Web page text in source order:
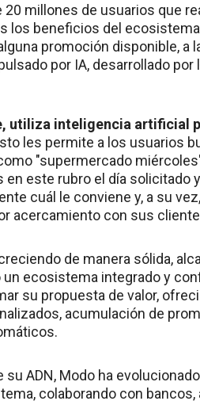
millones de usuarios que
los beneficios del
promoción disponible, a
por IA, desarrollado por
utiliza inteligencia artificial
les permite a los usuarios
"supermercado
este rubro el día solicitado
cuál le conviene y, a su
acercamiento con sus
de manera sólida,
ecosistema integrado y
su propuesta de valor,
acumulación de
ADN, Modo ha
colaborando con bancos,